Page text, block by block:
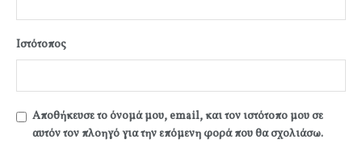
Ιστότοπος
Αποθήκευσε το όνομά μου, email, και τον ιστότοπο μου σε
αυτόν τον πλοηγό για την επόμενη φορά που θα σχολιάσω.